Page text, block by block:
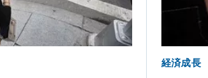
経済成長